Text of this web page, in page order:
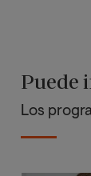
Puede
Los